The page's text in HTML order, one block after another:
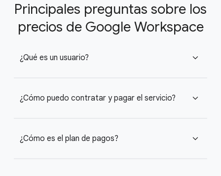
Principales preguntas sobre los
precios de Google Workspace
¿Qué es un usuario? expand_more
¿Cómo puedo contratar y pagar el servicio? expand_more
¿Cómo es el plan de pagos? expand_more